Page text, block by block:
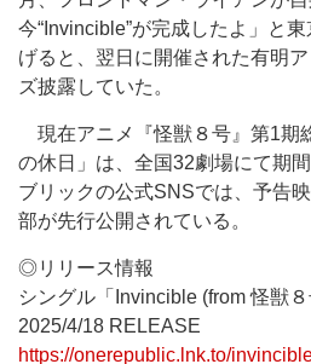
今“Invincible”が完成したよ」と
げると、翌日に開催された有明
ズ披露していた。
現在アニメ『怪獣８号』第1期
の休日」は、全国32劇場にて期
ブリックの公式SNSでは、予告
部が先行公開されている。
◎リリース情報
シングル「Invincible (from 怪獣８
2025/4/18 RELEASE
https://onerepublic.lnk.to/